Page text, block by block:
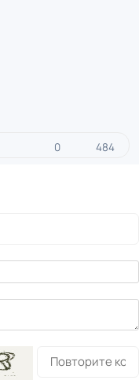
0 484